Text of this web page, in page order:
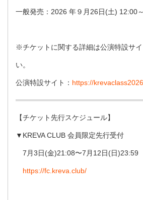
⼀般発売：2026 年９⽉26⽇(⼟) 12:00～
※チケットに関する詳細は公演特設サ
い。
公演特設サイト： https://
【チケット先⾏スケジュール】
▼KREVA CLUB 会員限定先⾏受付
7⽉3⽇(⾦)21:08〜7⽉12⽇(⽇)23:59
https://fc.kreva.club/